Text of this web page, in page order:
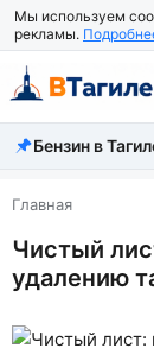
Мы используем
рекламы.
Все новости
Происшествия
Город
Власть
Жизнь
Бензин в
Главная
Чистый
удалению